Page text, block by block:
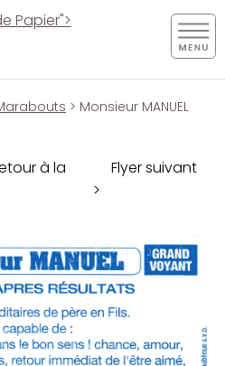
Papier">
> Monsieur MANUEL
à la
Flyer suivant
>